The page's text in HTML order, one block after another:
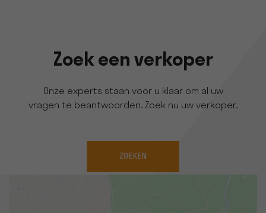
Zoek een verkoper
Onze experts staan voor u klaar om al uw
vragen te beantwoorden. Zoek nu uw verkoper.
ZOEKEN